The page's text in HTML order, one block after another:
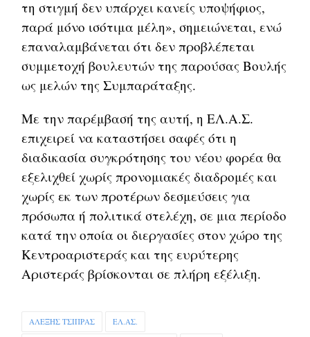
τη στιγμή δεν υπάρχει κανείς υποψήφιος,
παρά μόνο ισότιμα μέλη», σημειώνεται, ενώ
επαναλαμβάνεται ότι δεν προβλέπεται
συμμετοχή βουλευτών της παρούσας Βουλής
ως μελών της Συμπαράταξης.
Με την παρέμβασή της αυτή, η ΕΛ.Α.Σ.
επιχειρεί να καταστήσει σαφές ότι η
διαδικασία συγκρότησης του νέου φορέα θα
εξελιχθεί χωρίς προνομιακές διαδρομές και
χωρίς εκ των προτέρων δεσμεύσεις για
πρόσωπα ή πολιτικά στελέχη, σε μια περίοδο
κατά την οποία οι διεργασίες στον χώρο της
Κεντροαριστεράς και της ευρύτερης
Αριστεράς βρίσκονται σε πλήρη εξέλιξη.
ΑΛΕΞΗΣ ΤΣΙΠΡΑΣ ΕΛ.ΑΣ.